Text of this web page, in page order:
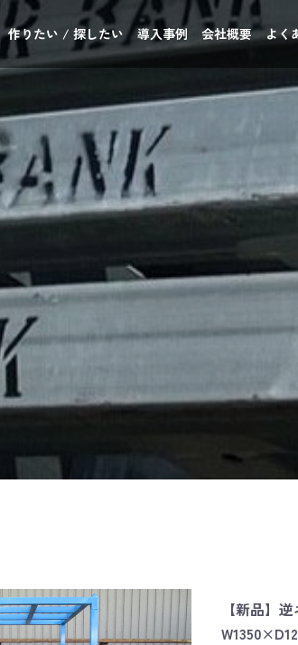
作りたい / 探したい 導入事例 会社概要 よく
【新品】